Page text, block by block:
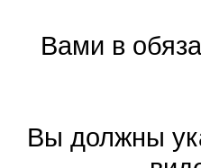
Вами в
Вы должны